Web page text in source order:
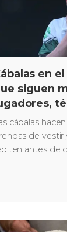
en
siguen
cábalas
de
antes de